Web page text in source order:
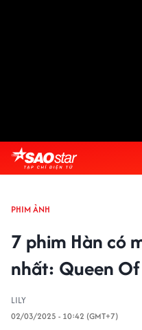
PHIM ẢNH
7 phim Hàn có
nhất: Queen
LILY
02/03/2025 - 10:42 (GMT+7)